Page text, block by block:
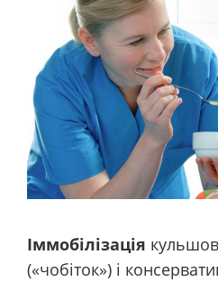
Іммобілізація
(«чобіток») і